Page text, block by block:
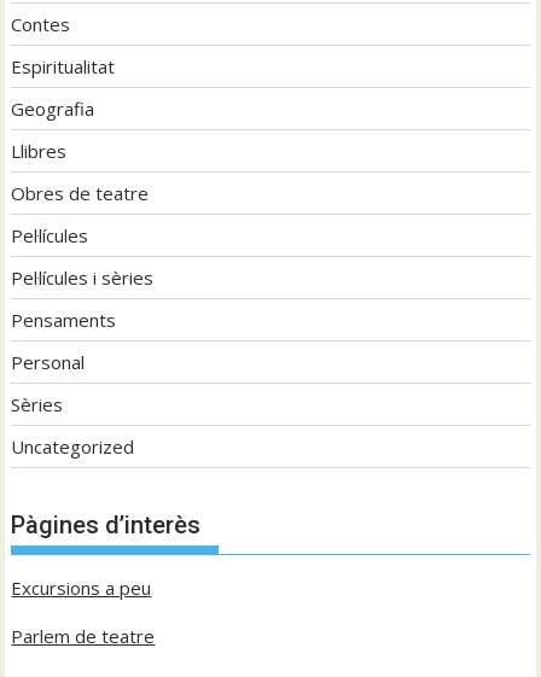
Contes
Espiritualitat
Geografia
Llibres
Obres de teatre
Pel·lícules
Pel·lícules i sèries
Pensaments
Personal
Sèries
Uncategorized
Pàgines d’interès
Excursions a peu
Parlem de teatre